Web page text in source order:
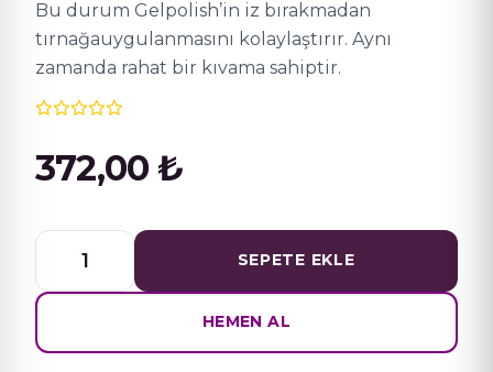
Bu durum Gelpolish’in iz bırakmadan
tırnağauygulanmasını kolaylaştırır. Aynı
zamanda rahat bir kıvama sahiptir.
372,00 ₺
Ojely
Kalıcı
15
SEPETE EKLE
HEMEN AL